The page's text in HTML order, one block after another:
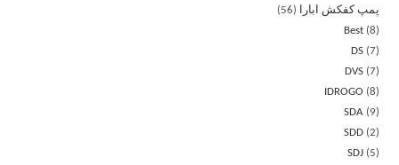
پمپ کفکش ابارا
56
Best 8
DS 7
DVS 7
IDROGO
8
SDA
9
SDD 2
SDJ
5